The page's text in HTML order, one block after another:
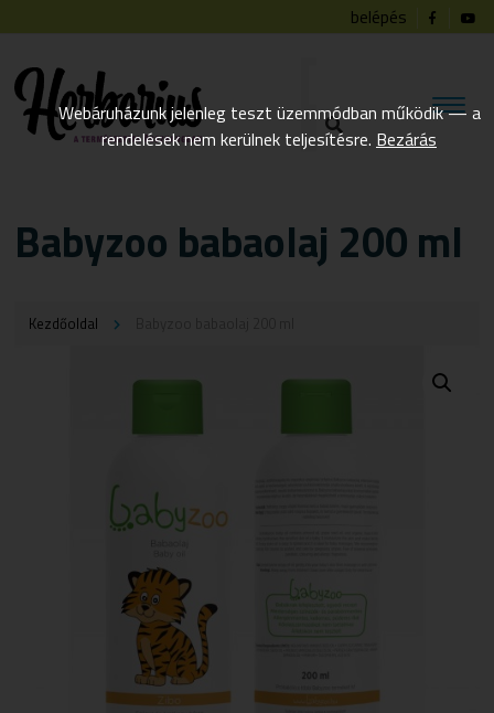
belépés
Babyzoo babaolaj 200 ml
Kezdőoldal
Webáruházunk jelenleg teszt üzemmódban működik — a
rendelések nem kerülnek teljesítésre. Bezárás